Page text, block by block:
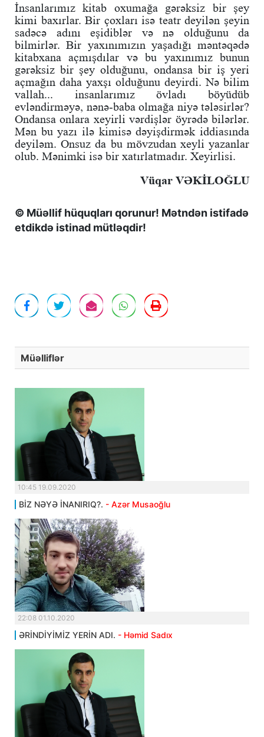
İnsanlarımız kitab oxumağa gərəksiz bir şey
kimi baxırlar. Bir çoxları isə teatr deyilən şeyin
sadəcə adını eşidiblər və nə olduğunu da
bilmirlər. Bir yaxınımızın yaşadığı məntəqədə
kitabxana açmışdılar və bu yaxınımız bunun
gərəksiz bir şey olduğunu, ondansa bir iş yeri
açmağın daha yaxşı olduğunu deyirdi. Nə bilim
vallah... insanlarımız övladı böyüdüb
evləndirməyə, nənə-baba olmağa niyə tələsirlər?
Ondansa onlara xeyirli vərdişlər öyrədə bilərlər.
Mən bu yazı ilə kimisə dəyişdirmək iddiasında
deyiləm. Onsuz da bu mövzudan xeyli yazanlar
olub. Mənimki isə bir xatırlatmadır. Xeyirlisi.
Vüqar VƏKİLOĞLU
© Müəllif hüquqları qorunur! Mətndən istifadə
etdikdə istinad mütləqdir!
Müəlliflər
10:45 19.09.2020
BİZ NƏYƏ İNANIRIQ?. - Azər Musaoğlu
22:08 01.10.2020
ƏRİNDİYİMİZ YERİN ADI. - Həmid Sadıx